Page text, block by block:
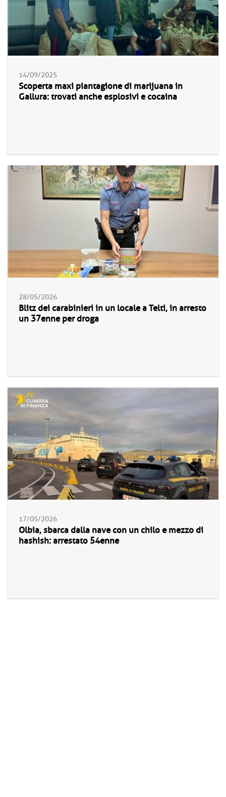
14/09/2025
Scoperta maxi piantagione di marijuana in
Gallura: trovati anche esplosivi e cocaina
28/05/2026
Blitz dei carabinieri in un locale a Telti, in arresto
un 37enne per droga
17/05/2026
Olbia, sbarca dalla nave con un chilo e mezzo di
hashish: arrestato 54enne